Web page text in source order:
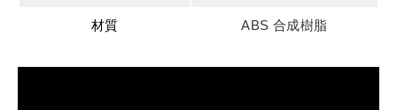
材質 ABS 合成樹脂